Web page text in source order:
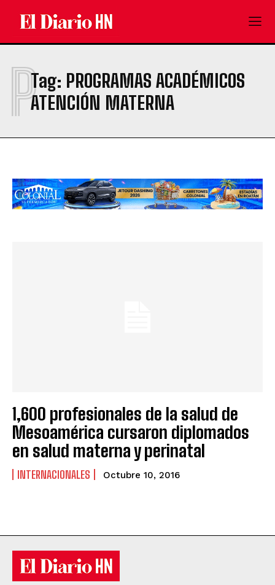
Tag: PROGRAMAS ACADÉMICOS
ATENCIÓN MATERNA
P
1,600 profesionales de la salud de
Mesoamérica cursaron diplomados
en salud materna y perinatal
INTERNACIONALES Octubre 10, 2016